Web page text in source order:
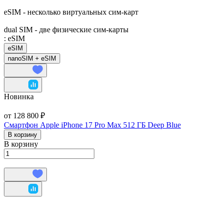
eSIM - несколько виртуальных сим-карт
dual SIM - две физические сим-карты
: eSIM
eSIM
nanoSIM + eSIM
Новинка
от 128 800 ₽
Смартфон Apple iPhone 17 Pro Max 512 ГБ Deep Blue
В корзину
В корзину